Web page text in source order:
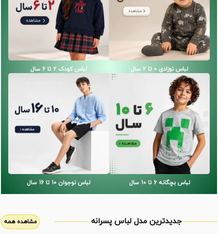
لباس نوزادی 0 تا 2 سال لباس کودک 2 تا 6 سال
لباس بچگانه 6 تا 10 سال لباس نوجوان 10 تا 16 سال
جدیدترین مدل لباس پسرانه مشاهده همه